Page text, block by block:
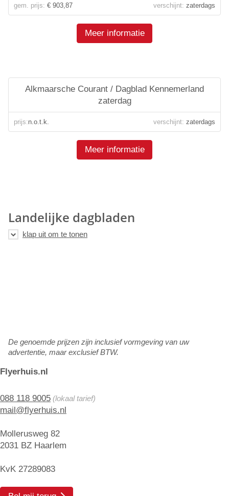
Flyerhuis.nl
088 118 9005 (lokaal tarief)
mail@flyerhuis.nl
Mollerusweg 82
2031 BZ Haarlem
KvK 27289083
gem. prijs: € 903,87 verschijnt: zaterdags
Meer informatie
Alkmaarsche Courant / Dagblad Kennemerland
zaterdag
prijs:n.o.t.k. verschijnt: zaterdags
Meer informatie
Landelijke dagbladen
De genoemde prijzen zijn inclusief vormgeving van uw
advertentie, maar exclusief BTW.